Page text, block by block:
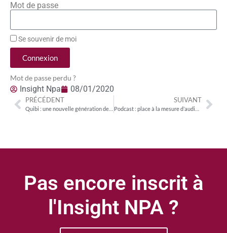
Mot de passe
Se souvenir de moi
Connexion
Mot de passe perdu ?
Insight Npa 08/01/2020
PRÉCÉDENT SUIVANT
Pas encore inscrit à
l'Insight NPA ?